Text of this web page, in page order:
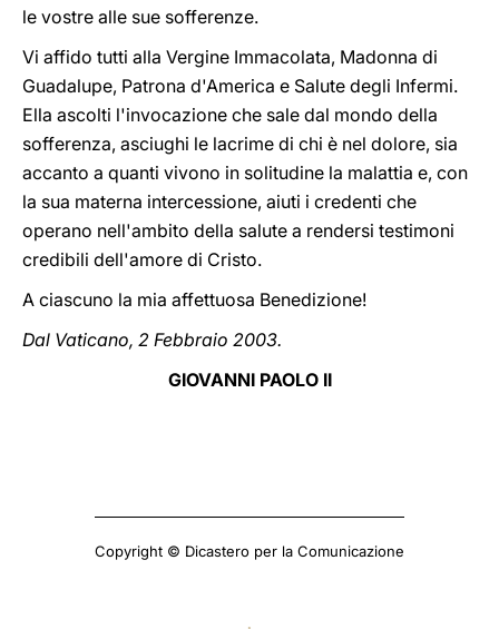
le vostre alle sue sofferenze.
Vi affido tutti alla Vergine Immacolata, Madonna di
Guadalupe, Patrona d'America e Salute degli Infermi.
Ella ascolti l'invocazione che sale dal mondo della
sofferenza, asciughi le lacrime di chi è nel dolore, sia
accanto a quanti vivono in solitudine la malattia e, con
la sua materna intercessione, aiuti i credenti che
operano nell'ambito della salute a rendersi testimoni
credibili dell'amore di Cristo.
A ciascuno la mia affettuosa Benedizione!
Dal Vaticano, 2 Febbraio 2003.
GIOVANNI PAOLO II
Copyright © Dicastero per la Comunicazione